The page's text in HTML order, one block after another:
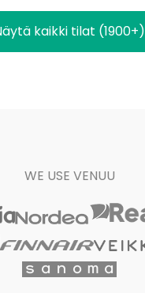
kaikki tilat (1900+)
WE USE VENUU